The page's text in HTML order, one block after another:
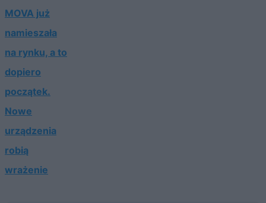
MOVA już
namieszała
na rynku, a to
dopiero
początek.
Nowe
urządzenia
robią
wrażenie